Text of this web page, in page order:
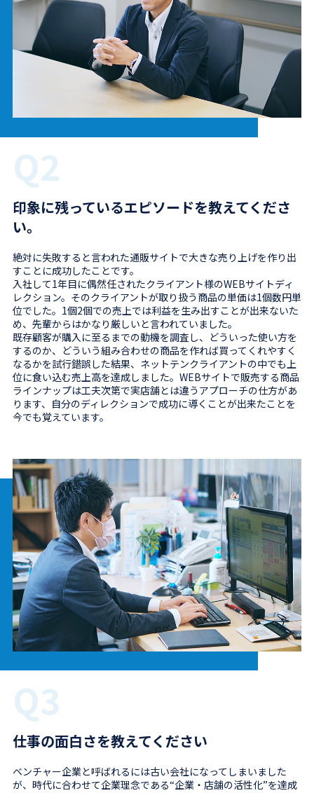
Q2
印象に残っているエピソードを教えてくださ
い。
絶対に失敗すると言われた通販サイトで大きな売り上げを作り出
すことに成功したことです。
入社して1年目に偶然任されたクライアント様のWEBサイトディ
レクション。そのクライアントが取り扱う商品の単価は1個数円単
位でした。1個2個での売上では利益を生み出すことが出来ないた
め、先輩からはかなり厳しいと言われていました。
既存顧客が購入に至るまでの動機を調査し、どういった使い方を
するのか、どういう組み合わせの商品を作れば買ってくれやすく
なるかを試行錯誤した結果、ネットテンクライアントの中でも上
位に食い込む売上高を達成しました。WEBサイトで販売する商品
ラインナップは工夫次第で実店舗とは違うアプローチの仕方があ
ります、自分のディレクションで成功に導くことが出来たことを
今でも覚えています。
Q3
仕事の面白さを教えてください
ベンチャー企業と呼ばれるには古い会社になってしまいました
が、時代に合わせて企業理念である“企業・店舗の活性化”を達成